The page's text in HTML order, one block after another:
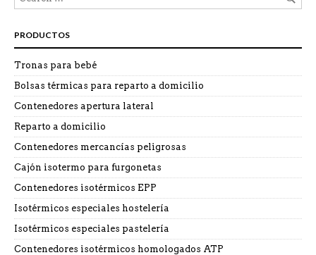
PRODUCTOS
Tronas para bebé
Bolsas térmicas para reparto a domicilio
Contenedores apertura lateral
Reparto a domicilio
Contenedores mercancías peligrosas
Cajón isotermo para furgonetas
Contenedores isotérmicos EPP
Isotérmicos especiales hostelería
Isotérmicos especiales pastelería
Contenedores isotérmicos homologados ATP